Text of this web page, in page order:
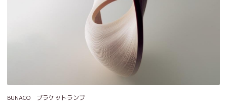
BUNACO ブラケットランプ